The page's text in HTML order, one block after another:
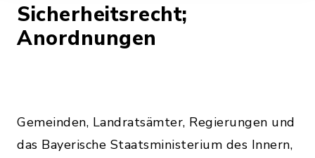
Sicherheitsrecht;
Anordnungen
Gemeinden, Landratsämter, Regierungen und
das Bayerische Staatsministerium des Innern,